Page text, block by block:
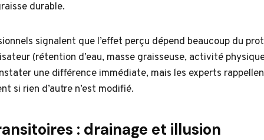
durable.
signalent que l’effet perçu dépend beaucoup du
(rétention d’eau, masse graisseuse, activité
une différence immédiate, mais les experts
si rien d’autre n’est modifié.
: drainage et illusion